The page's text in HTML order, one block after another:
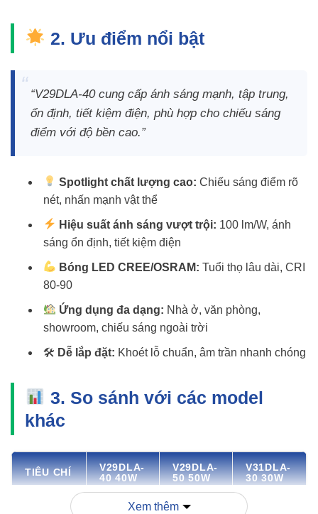
2. Ưu điểm nổi bật
“V29DLA-40 cung cấp ánh sáng mạnh, tập trung,
ổn định, tiết kiệm điện, phù hợp cho chiếu sáng
điểm với độ bền cao.”
Spotlight chất lượng cao: Chiếu sáng điểm rõ
nét, nhấn mạnh vật thể
Hiệu suất ánh sáng vượt trội: 100 lm/W, ánh
sáng ổn định, tiết kiệm điện
Bóng LED CREE/OSRAM: Tuổi thọ lâu dài, CRI
80-90
Ứng dụng đa dạng: Nhà ở, văn phòng,
showroom, chiếu sáng ngoài trời
🛠 Dễ lắp đặt: Khoét lỗ chuẩn, âm trần nhanh chóng
3. So sánh với các model
khác
TIÊU CHÍ
V29DLA-
40 40W
V29DLA-
50 50W
V31DLA-
30 30W
Xem thêm